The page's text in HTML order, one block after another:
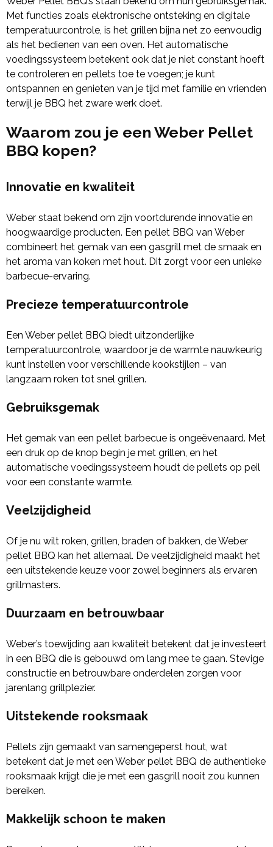
Met functies zoals elektronische ontsteking en digitale
temperatuurcontrole, is het grillen bijna net zo eenvoudig
als het bedienen van een oven. Het automatische
voedingssysteem betekent ook dat je niet constant hoeft
te controleren en pellets toe te voegen; je kunt
ontspannen en genieten van je tijd met familie en vrienden
terwijl je BBQ het zware werk doet.
Waarom zou je een Weber Pellet
BBQ kopen?
Innovatie en kwaliteit
Weber staat bekend om zijn voortdurende innovatie en
hoogwaardige producten. Een pellet BBQ van Weber
combineert het gemak van een gasgrill met de smaak en
het aroma van koken met hout. Dit zorgt voor een unieke
barbecue-ervaring.
Precieze temperatuurcontrole
Een Weber pellet BBQ biedt uitzonderlijke
temperatuurcontrole, waardoor je de warmte nauwkeurig
kunt instellen voor verschillende kookstijlen – van
langzaam roken tot snel grillen.
Gebruiksgemak
Het gemak van een pellet barbecue is ongeëvenaard. Met
een druk op de knop begin je met grillen, en het
automatische voedingssysteem houdt de pellets op peil
voor een constante warmte.
Veelzijdigheid
Of je nu wilt roken, grillen, braden of bakken, de Weber
pellet BBQ kan het allemaal. De veelzijdigheid maakt het
een uitstekende keuze voor zowel beginners als ervaren
grillmasters.
Duurzaam en betrouwbaar
Weber’s toewijding aan kwaliteit betekent dat je investeert
in een BBQ die is gebouwd om lang mee te gaan. Stevige
constructie en betrouwbare onderdelen zorgen voor
jarenlang grillplezier.
Uitstekende rooksmaak
Pellets zijn gemaakt van samengeperst hout, wat
betekent dat je met een Weber pellet BBQ de authentieke
rooksmaak krijgt die je met een gasgrill nooit zou kunnen
bereiken.
Makkelijk schoon te maken